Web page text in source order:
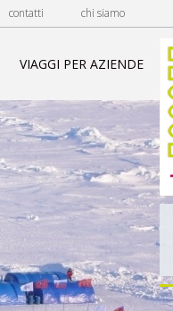
contatti chi siamo
VIAGGI PER AZIENDE